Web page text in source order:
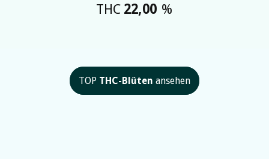
THC 22,00 %
TOP THC-Blüten ansehen